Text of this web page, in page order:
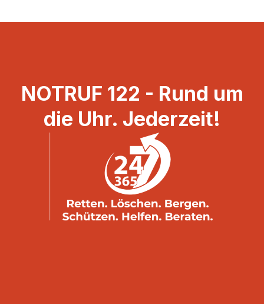
NOTRUF 122 - Rund um
die Uhr. Jederzeit!